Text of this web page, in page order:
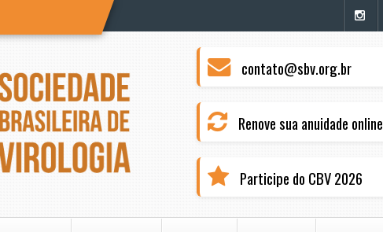
contato@sbv.org.br
Renove sua anuidade online
Participe do CBV 2026